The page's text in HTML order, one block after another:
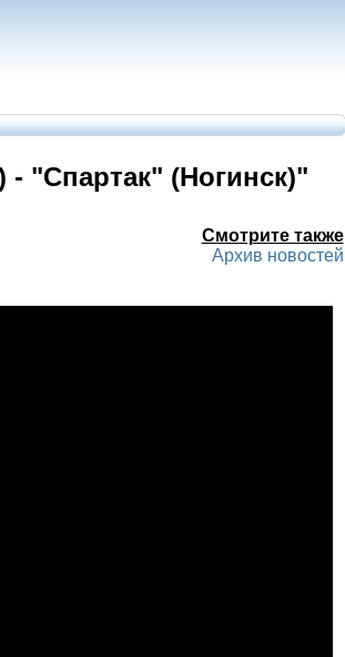
"Спартак" (Ногинск)"
Смотрите также
Архив новостей